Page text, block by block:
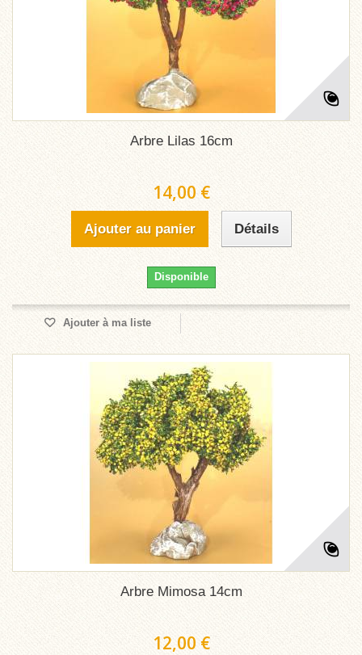
Arbre Lilas 16cm
14,00 €
Ajouter au panier Détails
Disponible
Ajouter à ma liste
Arbre Mimosa 14cm
12,00 €